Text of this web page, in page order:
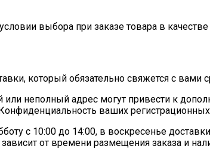
выбора при заказе товара в
который обязательно свяжется с вами
неполный адрес могут привести к
ваших регистрационных
с 10:00 до 14:00, в воскресенье
от времени размещения заказа и